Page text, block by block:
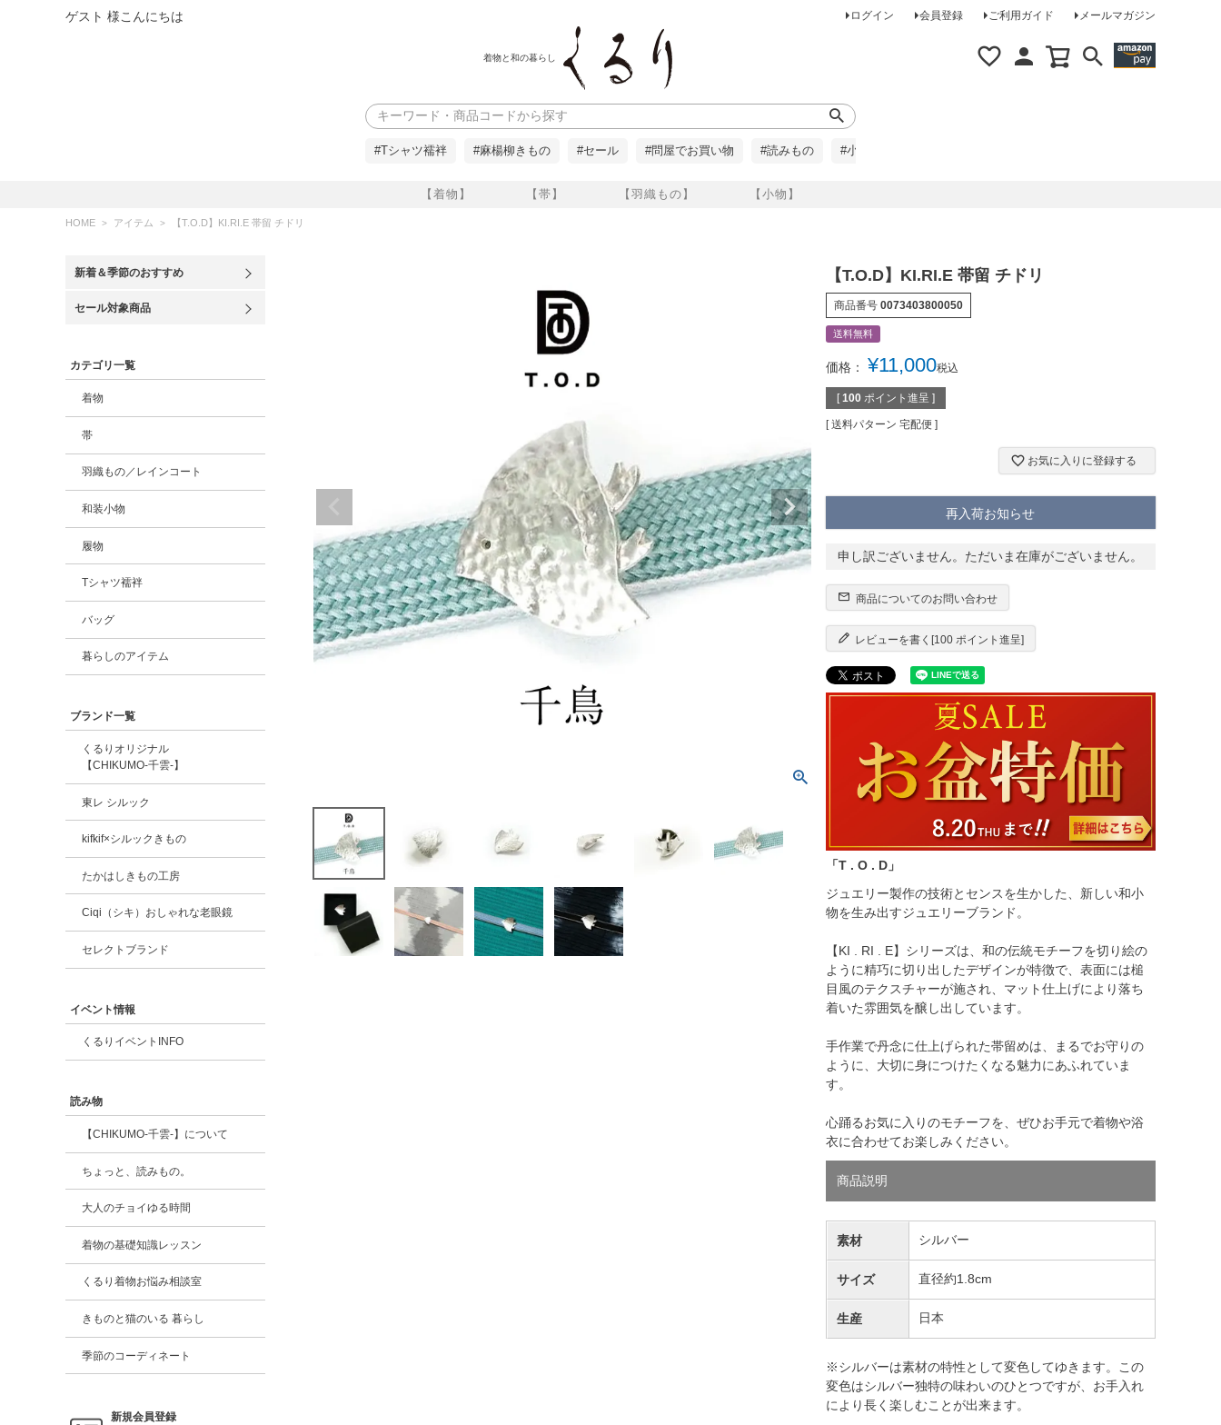
ゲスト 様こんにちは ログイン 会員登録 ご利用ガイド メールマガジン
着物と和の暮らし
【着物】 【帯】 【羽織もの】 【小物】
検索
#Tシャツ襦袢 #麻楊柳きもの #セール #問屋でお買い物 #読みもの #小柄な方に
HOME アイテム 【T.O.D】KI.RI.E 帯留 チドリ
新着＆季節のおすすめ
セール対象商品
カテゴリ一覧
着物
帯
羽織もの／レインコート
和装小物
履物
Tシャツ襦袢
バッグ
暮らしのアイテム
ブランド一覧
くるりオリジナル
【CHIKUMO-千雲-】
東レ シルック
kifkif×シルックきもの
たかはしきもの工房
Ciqi（シキ）おしゃれな老眼鏡
セレクトブランド
イベント情報
くるりイベントINFO
読み物
【CHIKUMO-千雲-】について
ちょっと、読みもの。
大人のチョイゆる時間
着物の基礎知識レッスン
くるり着物お悩み相談室
きものと猫のいる 暮らし
季節のコーディネート
新規会員登録
【T.O.D】KI.RI.E 帯留 チドリ
商品番号 0073403800050
送料無料
価格： ¥11,000税込
[ 100 ポイント進呈 ]
送料パターン 宅配便
お気に入りに登録する
再入荷お知らせ
申し訳ございません。ただいま在庫がございません。
商品についてのお問い合わせ
レビューを書く[100 ポイント進呈]
「T . O . D」
ジュエリー製作の技術とセンスを生かした、新しい和小
物を生み出すジュエリーブランド。
【KI . RI . E】シリーズは、和の伝統モチーフを切り絵の
ように精巧に切り出したデザインが特徴で、表面には槌
目風のテクスチャーが施され、マット仕上げにより落ち
着いた雰囲気を醸し出しています。
手作業で丹念に仕上げられた帯留めは、まるでお守りの
ように、大切に身につけたくなる魅力にあふれていま
す。
心踊るお気に入りのモチーフを、ぜひお手元で着物や浴
衣に合わせてお楽しみください。
商品説明
素材 シルバー
サイズ 直径約1.8cm
生産 日本
※シルバーは素材の特性として変色してゆきます。この
変色はシルバー独特の味わいのひとつですが、お手入れ
により長く楽しむことが出来ます。